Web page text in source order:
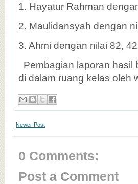
1. Hayatur Rahman
2. Maulidansyah dengan
3. Ahmi dengan nilai 82, 42
Pembagian laporan hasil
di dalam ruang kelas oleh
Newer Post
0 Comments:
Post a Comment